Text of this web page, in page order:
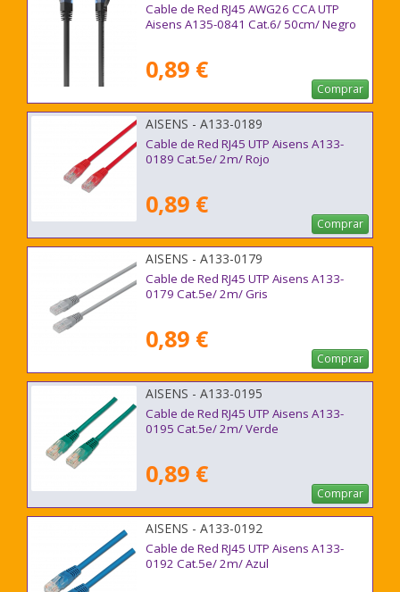
Cable de Red RJ45 AWG26 CCA UTP
Aisens A135-0841 Cat.6/ 50cm/ Negro
0,89 €
Comprar
AISENS - A133-0189
Cable de Red RJ45 UTP Aisens A133-
0189 Cat.5e/ 2m/ Rojo
0,89 €
Comprar
AISENS - A133-0179
Cable de Red RJ45 UTP Aisens A133-
0179 Cat.5e/ 2m/ Gris
0,89 €
Comprar
AISENS - A133-0195
Cable de Red RJ45 UTP Aisens A133-
0195 Cat.5e/ 2m/ Verde
0,89 €
Comprar
AISENS - A133-0192
Cable de Red RJ45 UTP Aisens A133-
0192 Cat.5e/ 2m/ Azul